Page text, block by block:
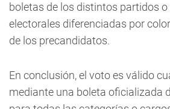
boletas de los distintos partidos
electorales diferenciadas por
de los precandidatos.
En conclusión, el voto es válido
mediante una boleta oficializada